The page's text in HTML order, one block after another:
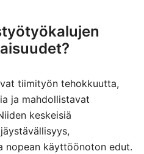
tiimityön tehokkuutta,
ja mahdollistavat
keskeisiä
nopean käyttöönoton edut.